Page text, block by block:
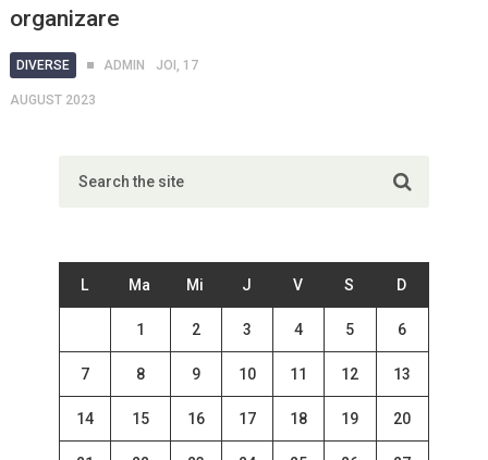
organizare
DIVERSE ADMIN JOI, 17
AUGUST 2023
L Ma Mi J V S D
1 2 3 4 5 6
7 8 9 10 11 12 13
14 15 16 17 18 19 20